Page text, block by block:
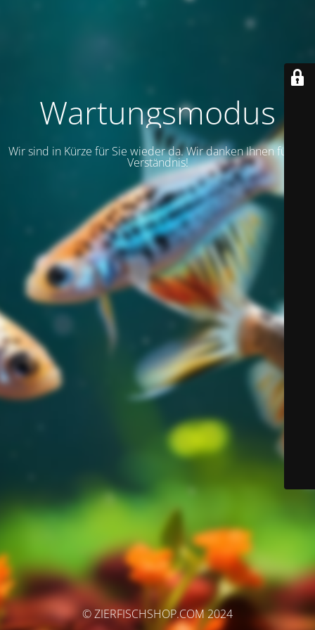
Wartungsmodus
Wir sind in Kürze für Sie wieder da. Wir danken Ihnen für Ihr
Verständnis!
© ZIERFISCHSHOP.COM 2024